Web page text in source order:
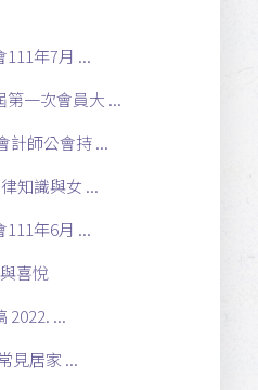
年7月 ...
第一次會員大 ...
計師公會持 ...
知識與女 ...
年6月 ...
喜悅
2022. ...
見居家 ...